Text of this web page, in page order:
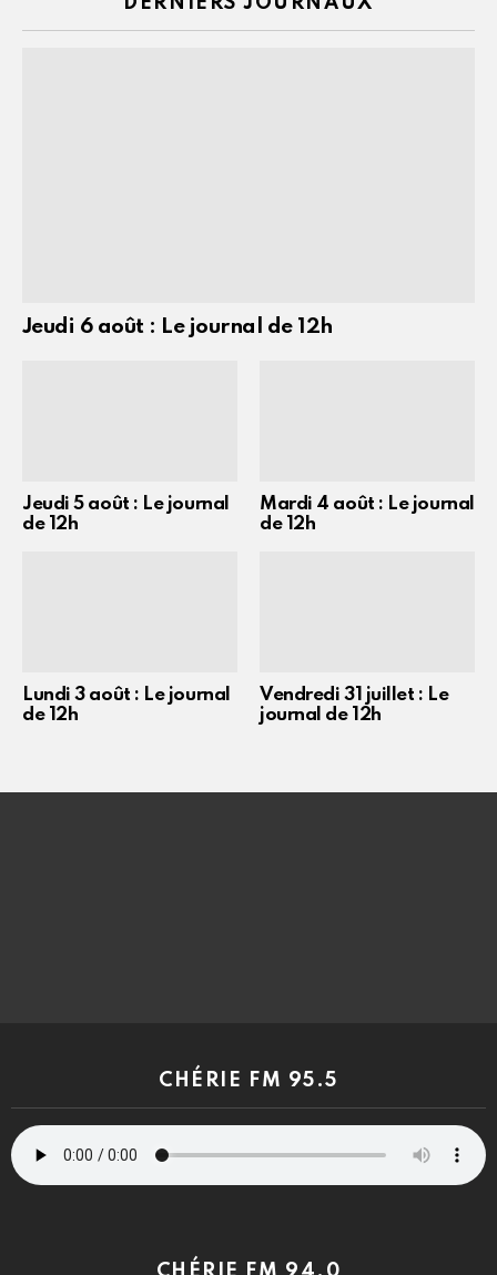
Jeudi 6 août : Le journal de 12h
Jeudi 5 août : Le journal
de 12h
Mardi 4 août : Le journal
de 12h
Lundi 3 août : Le journal
de 12h
Vendredi 31 juillet : Le
journal de 12h
CHÉRIE FM 95.5